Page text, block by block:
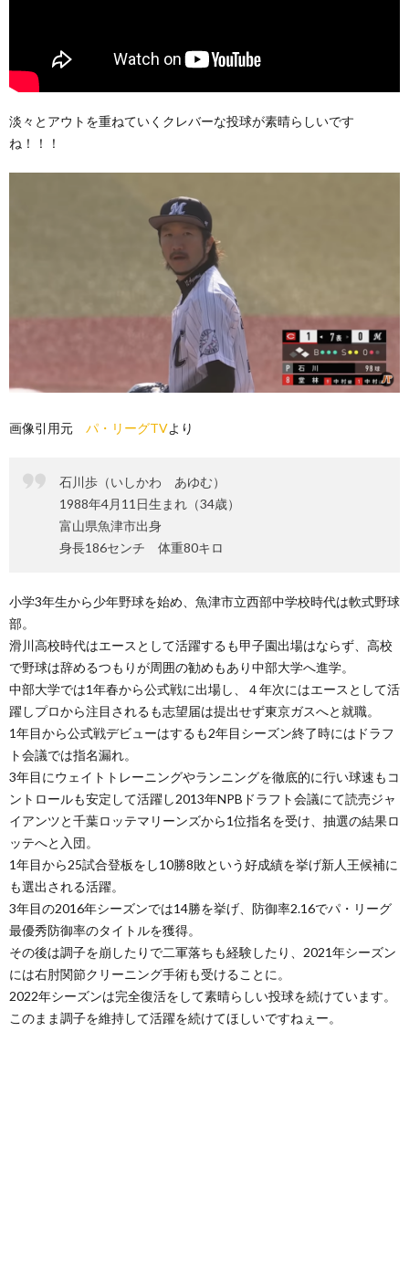
淡々とアウトを重ねていくクレバーな投球が素晴らしいです
ね！！！
画像引用元 パ・リーグTVより
石川歩（いしかわ あゆむ）
1988年4月11日生まれ（34歳）
富山県魚津市出身
身長186センチ 体重80キロ
小学3年生から少年野球を始め、魚津市立西部中学校時代は軟式野球
部。
滑川高校時代はエースとして活躍するも甲子園出場はならず、高校
で野球は辞めるつもりが周囲の勧めもあり中部大学へ進学。
中部大学では1年春から公式戦に出場し、４年次にはエースとして活
躍しプロから注目されるも志望届は提出せず東京ガスへと就職。
1年目から公式戦デビューはするも2年目シーズン終了時にはドラフ
ト会議では指名漏れ。
3年目にウェイトトレーニングやランニングを徹底的に行い球速もコ
ントロールも安定して活躍し2013年NPBドラフト会議にて読売ジャ
イアンツと千葉ロッテマリーンズから1位指名を受け、抽選の結果ロ
ッテへと入団。
1年目から25試合登板をし10勝8敗という好成績を挙げ新人王候補に
も選出される活躍。
3年目の2016年シーズンでは14勝を挙げ、防御率2.16でパ・リーグ
最優秀防御率のタイトルを獲得。
その後は調子を崩したりで二軍落ちも経験したり、2021年シーズン
には右肘関節クリーニング手術も受けることに。
2022年シーズンは完全復活をして素晴らしい投球を続けています。
このまま調子を維持して活躍を続けてほしいですねぇー。